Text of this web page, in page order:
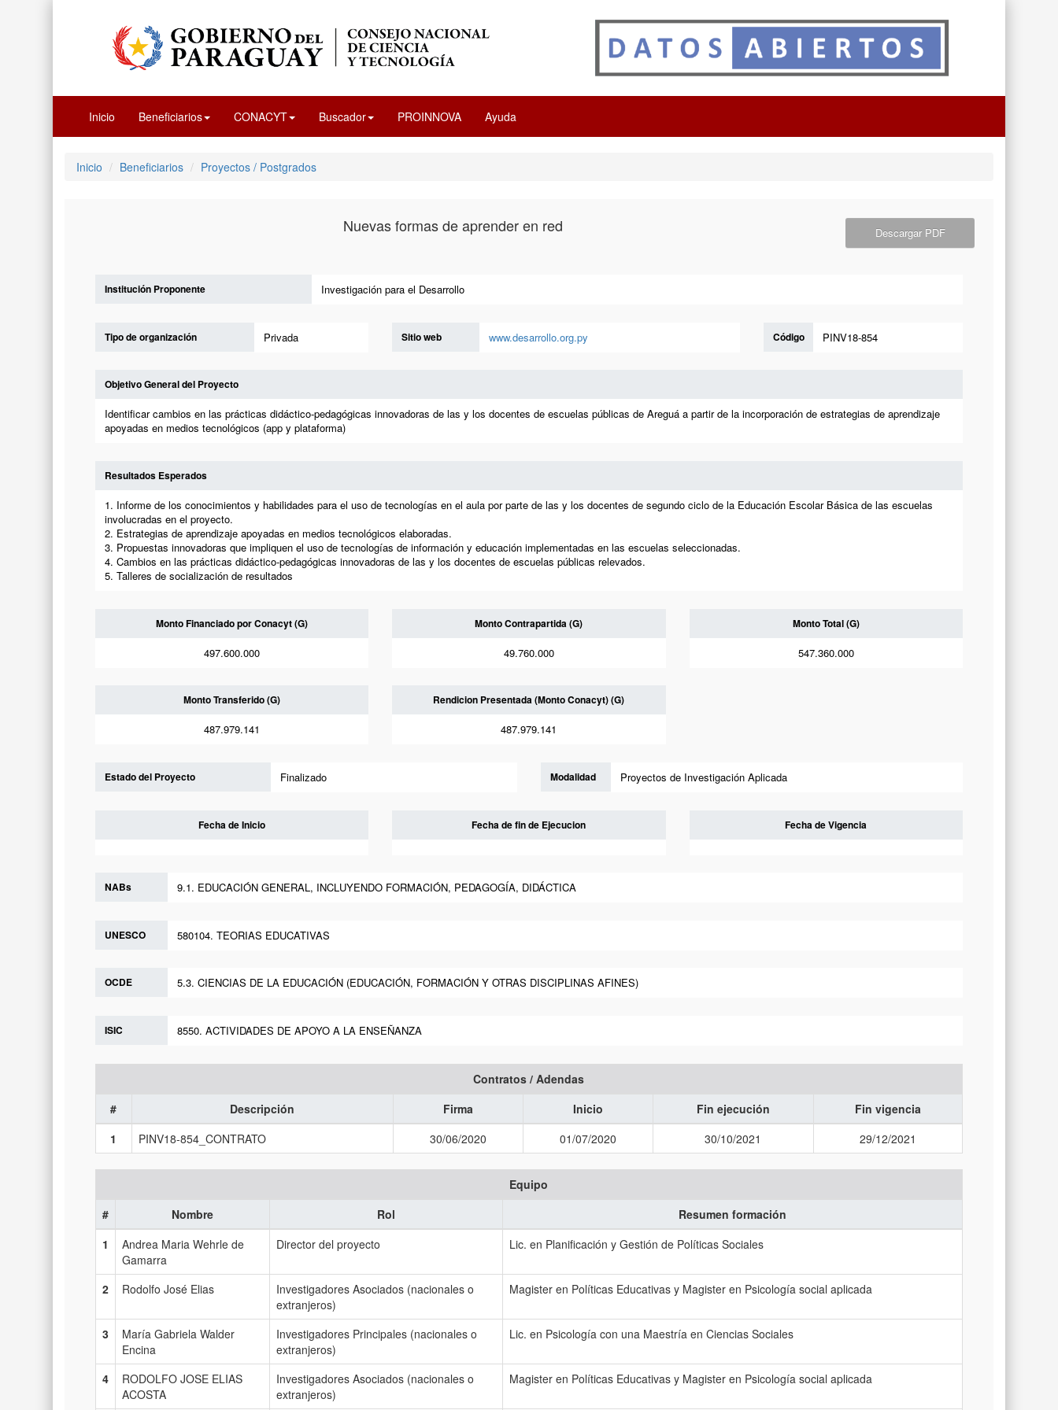
Inicio Beneficiarios CONACYT Buscador PROINNOVA Ayuda
Inicio Beneficiarios Proyectos / Postgrados
Nuevas formas de aprender en red Descargar PDF
Institución Proponente Investigación para el Desarrollo
Tipo de organización Privada Sitio web www.desarrollo.org.py Código PINV18-854
Objetivo General del Proyecto
Identificar cambios en las prácticas didáctico-pedagógicas innovadoras de las y los docentes de escuelas públicas de Areguá a partir de la incorporación de estrategias de aprendizaje
apoyadas en medios tecnológicos (app y plataforma)
Resultados Esperados
1. Informe de los conocimientos y habilidades para el uso de tecnologías en el aula por parte de las y los docentes de segundo ciclo de la Educación Escolar Básica de las escuelas
involucradas en el proyecto.
2. Estrategias de aprendizaje apoyadas en medios tecnológicos elaboradas.
3. Propuestas innovadoras que impliquen el uso de tecnologías de información y educación implementadas en las escuelas seleccionadas.
4. Cambios en las prácticas didáctico-pedagógicas innovadoras de las y los docentes de escuelas públicas relevados.
5. Talleres de socialización de resultados
Monto Financiado por Conacyt (G)
497.600.000
Monto Contrapartida (G)
49.760.000
Monto Total (G)
547.360.000
Monto Transferido (G)
487.979.141
Rendicion Presentada (Monto Conacyt) (G)
487.979.141
Estado del Proyecto Finalizado Modalidad Proyectos de Investigación Aplicada
Fecha de Inicio Fecha de fin de Ejecucion Fecha de Vigencia
NABs 9.1. EDUCACIÓN GENERAL, INCLUYENDO FORMACIÓN, PEDAGOGÍA, DIDÁCTICA
UNESCO 580104. TEORIAS EDUCATIVAS
OCDE 5.3. CIENCIAS DE LA EDUCACIÓN (EDUCACIÓN, FORMACIÓN Y OTRAS DISCIPLINAS AFINES)
ISIC 8550. ACTIVIDADES DE APOYO A LA ENSEÑANZA
Contratos / Adendas
#
Descripción Firma Inicio Fin ejecución
Fin vigencia
1
PINV18-854_CONTRATO 30/06/2020 01/07/2020 30/10/2021 29/12/2021
Equipo
#
Nombre Rol
Resumen formación
1
Andrea Maria Wehrle de
Gamarra
Director del proyecto Lic. en Planificación y Gestión de Políticas Sociales
2 Rodolfo José Elias
Investigadores Asociados (nacionales o
extranjeros)
Magister en Políticas Educativas y Magister en Psicología social aplicada
3
María Gabriela Walder
Encina
Investigadores Principales (nacionales o
extranjeros)
Lic. en Psicología con una Maestría en Ciencias Sociales
4
RODOLFO JOSE ELIAS
ACOSTA
Investigadores Asociados (nacionales o
extranjeros)
Magister en Políticas Educativas y Magister en Psicología social aplicada